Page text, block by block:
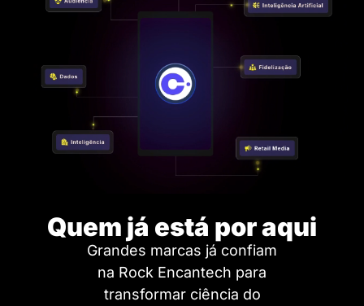
Quem já está por aqui
Grandes marcas já confiam
na Rock Encantech para
transformar ciência do